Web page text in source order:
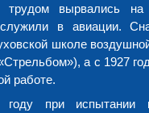
вырвались на
в авиации.
школе
а с 1927
работе.
при испытании